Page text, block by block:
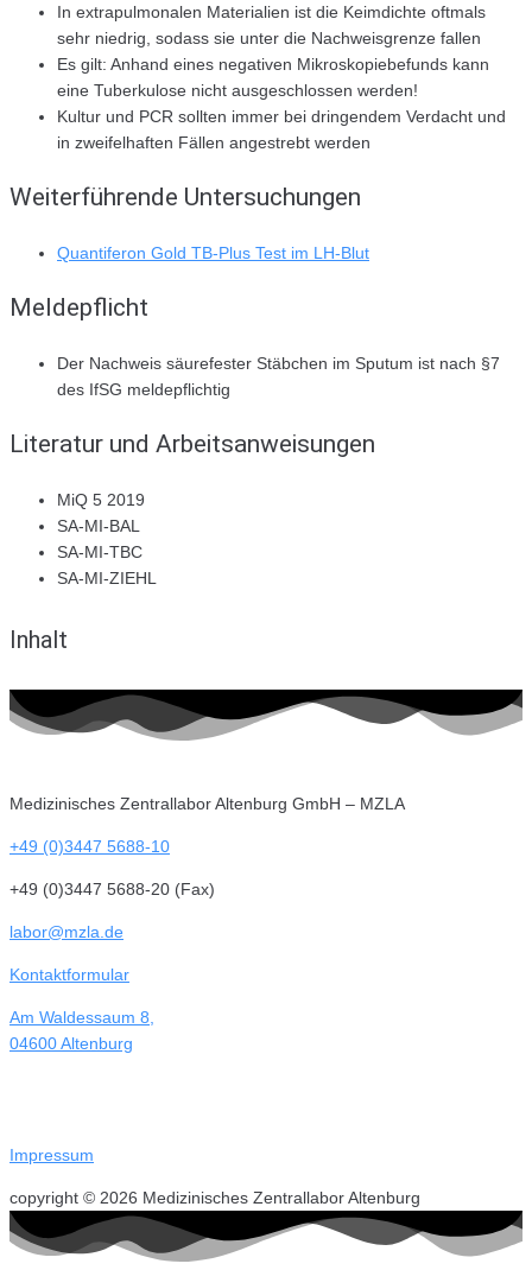
In extrapulmonalen Materialien ist die Keimdichte oftmals
sehr niedrig, sodass sie unter die Nachweisgrenze fallen
Es gilt: Anhand eines negativen Mikroskopiebefunds kann
eine Tuberkulose nicht ausgeschlossen werden!
Kultur und PCR sollten immer bei dringendem Verdacht und
in zweifelhaften Fällen angestrebt werden
Weiterführende Untersuchungen
Quantiferon Gold TB-Plus Test im LH-Blut
Meldepflicht
Der Nachweis säurefester Stäbchen im Sputum ist nach §7
des IfSG meldepflichtig
Literatur und Arbeitsanweisungen
MiQ 5 2019
SA-MI-BAL
SA-MI-TBC
SA-MI-ZIEHL
Inhalt
Medizinisches Zentrallabor Altenburg GmbH – MZLA
+49 (0)3447 5688-10
+49 (0)3447 5688-20 (Fax)
labor@mzla.de
Kontaktformular
Am Waldessaum 8,
04600 Altenburg
Impressum
copyright © 2026 Medizinisches Zentrallabor Altenburg